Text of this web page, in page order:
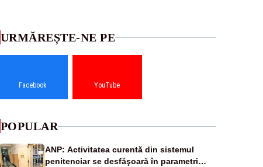
URMĂREȘTE-NE PE
Facebook YouTube
POPULAR
ANP: Activitatea curentă din sistemul
penitenciar se desfăşoară în parametri